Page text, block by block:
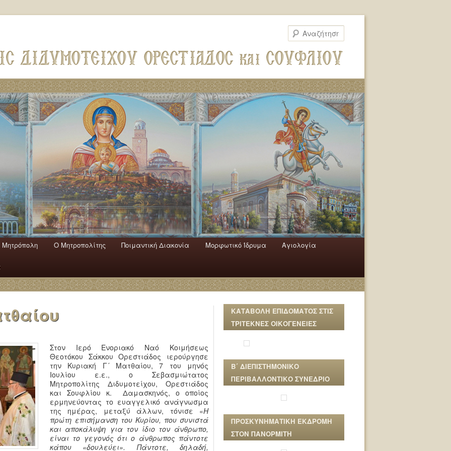
Mητρόπολη Ο Mητροπολίτης Ποιμαντική Διακονία Μορφωτικό Ίδρυμα Αγιολογία
Στον Ιερό Ενοριακό Ναό Κοιμήσεως
Θεοτόκου Σάκκου Ορεστιάδος ιερούργησε
την Κυριακή Γ´ Ματθαίου, 7 του μηνός
Ιουλίου ε.ε., ο Σεβασμιώτατος
Μητροπολίτης Διδυμοτείχου, Ορεστιάδος
και Σουφλίου κ. Δαμασκηνός, ο οποίος
ερμηνεύοντας το ευαγγελικό ανάγνωσμα
της ημέρας, μεταξύ άλλων, τόνισε «Η
πρώτη επισήμανση του Κυρίου, που συνιστά
και αποκάλυψη για τον ίδιο τον άνθρωπο,
είναι το γεγονός ότι ο άνθρωπος πάντοτε
κάπου «δουλεύει». Πάντοτε, δηλαδή,
ΚΑΤΑΒΟΛΗ ΕΠΙΔΟΜΑΤΟΣ ΣΤΙΣ
ΤΡΙΤΕΚΝΕΣ ΟΙΚΟΓΕΝΕΙΕΣ
Β΄ ΔΙΕΠΙΣΤΗΜΟΝΙΚΟ
ΠΕΡΙΒΑΛΛΟΝΤΙΚΟ ΣΥΝΕΔΡΙΟ
ΠΡΟΣΚΥΝΗΜΑΤΙΚΗ ΕΚΔΡΟΜΗ
ΣΤΟΝ ΠΑΝΟΡΜΙΤΗ